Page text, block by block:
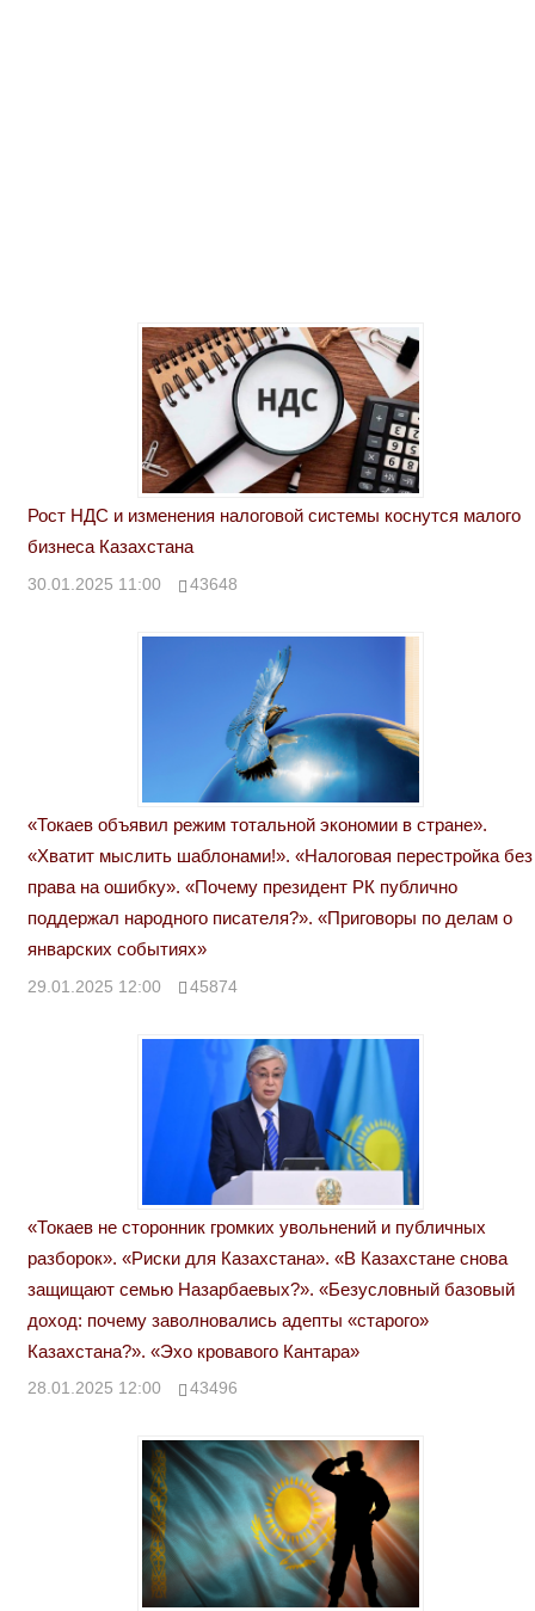
Рост НДС и изменения налоговой системы коснутся малого
бизнеса Казахстана
30.01.2025 11:00 43648
«Токаев объявил режим тотальной экономии в стране».
«Хватит мыслить шаблонами!». «Налоговая перестройка без
права на ошибку». «Почему президент РК публично
поддержал народного писателя?». «Приговоры по делам о
январских событиях»
29.01.2025 12:00 45874
«Токаев не сторонник громких увольнений и публичных
разборок». «Риски для Казахстана». «В Казахстане снова
защищают семью Назарбаевых?». «Безусловный базовый
доход: почему заволновались адепты «старого»
Казахстана?». «Эхо кровавого Кантара»
28.01.2025 12:00 43496